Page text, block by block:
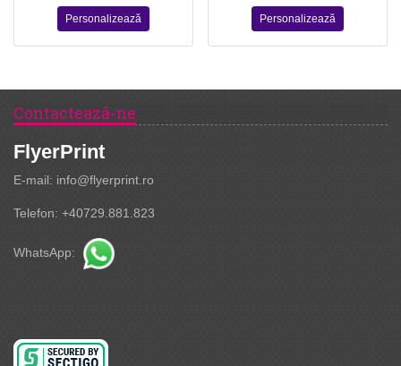
Personalizează Personalizează
Contactează-ne
FlyerPrint
E-mail: info@flyerprint.ro
Telefon: +40729.881.823
WhatsApp: